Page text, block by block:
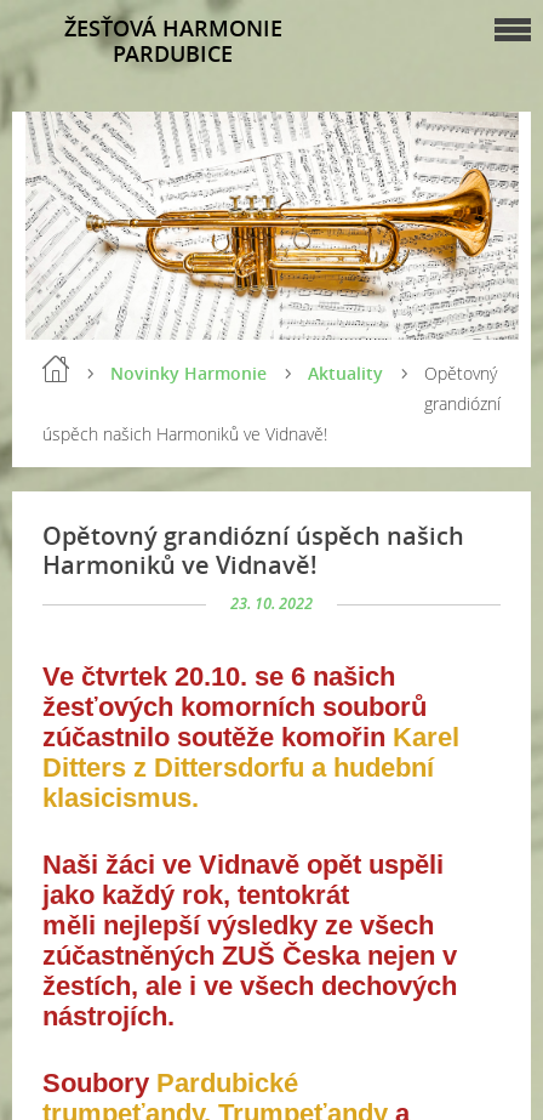
ŽESŤOVÁ HARMONIE
PARDUBICE
Novinky Harmonie Aktuality
Opětovný
grandiózní
úspěch našich Harmoniků ve Vidnavě!
Opětovný grandiózní úspěch našich
Harmoniků ve Vidnavě!
23. 10. 2022
Ve čtvrtek 20.10. se 6 našich
žesťových komorních souborů
zúčastnilo soutěže komořin Karel
Ditters z Dittersdorfu a hudební
klasicismus.
Naši žáci ve Vidnavě opět uspěli
jako každý rok, tentokrát
měli nejlepší výsledky ze všech
zúčastněných ZUŠ Česka nejen v
žestích, ale i ve všech dechových
nástrojích.
Soubory Pardubické
trumpeťandy, Trumpeťandy a